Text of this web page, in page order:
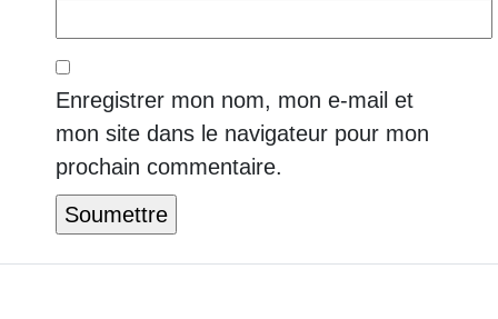
Enregistrer mon nom, mon e-mail et
mon site dans le navigateur pour mon
prochain commentaire.